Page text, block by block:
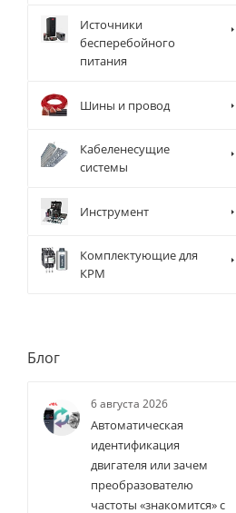
Источники
бесперебойного
питания
Шины и провод
Кабеленесущие
системы
Инструмент
Комплектующие для
КРМ
Блог
6 августа 2026
Автоматическая
идентификация
двигателя или зачем
преобразователю
частоты «знакомится» с